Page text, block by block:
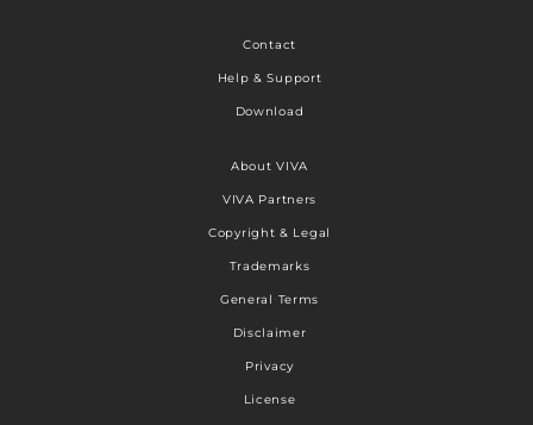
Contact
Help & Support
Download
About VIVA
VIVA Partners
Copyright & Legal
Trademarks
General Terms
Disclaimer
Privacy
License